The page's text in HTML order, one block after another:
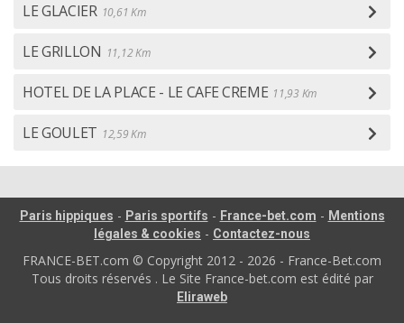
LE GLACIER 10,61 Km
LE GRILLON 11,12 Km
HOTEL DE LA PLACE - LE CAFE CREME 11,93 Km
LE GOULET 12,59 Km
Paris hippiques - Paris sportifs - France-bet.com - Mentions
légales & cookies - Contactez-nous
FRANCE-BET.com © Copyright 2012 - 2026 - France-Bet.com
Tous droits réservés . Le Site France-bet.com est édité par
Eliraweb